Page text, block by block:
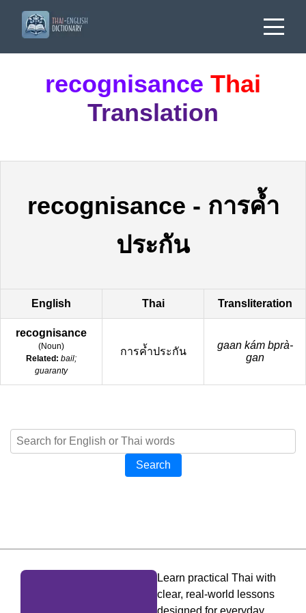
recognisance Thai
Translation
recognisance - การค้ำ
ประกัน
English Thai Transliteration
recognisance
(Noun)
Related: bail;
guaranty
การค้ำประกัน
gaan kám bprà-
gan
Search
Learn practical Thai with
clear, real-world lessons
designed for everyday